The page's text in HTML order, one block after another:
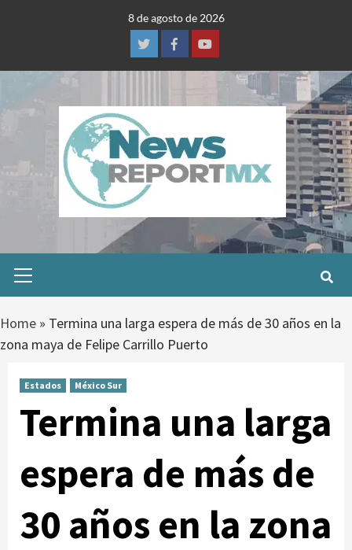
8 de agosto de 2026
TwitterFacebookYoutube
Menu
Home » Termina una larga espera de más de 30 años en la
zona maya de Felipe Carrillo Puerto
Estados México Sur
Termina una larga
espera de más de
30 años en la zona